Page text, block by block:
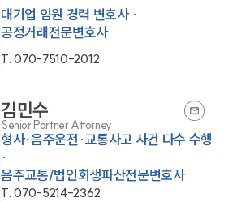
대기업 임원 경력 변호사 ·
공정거래전문변호사
T.070-7510-2012
김민수
Senior Partner Attorney
형사·음주운전·교통사고 사건 다수 수행
·
음주교통/법인회생파산전문변호사
T.070-5214-2362